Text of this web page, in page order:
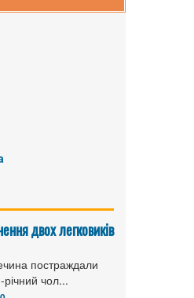
двох легковиків
постраждали
чол...